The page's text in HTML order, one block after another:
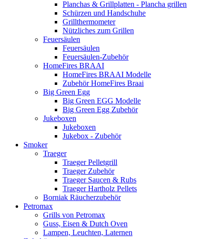
Planchas & Grillplatten - Plancha grillen
Schürzen und Handschuhe
Grillthermometer
Nützliches zum Grillen
Feuersäulen
Feuersäulen
Feuersäulen-Zubehör
HomeFires BRAAI
HomeFires BRAAI Modelle
Zubehör HomeFires Braai
Big Green Egg
Big Green EGG Modelle
Big Green Egg Zubehör
Jukeboxen
Jukeboxen
Jukebox - Zubehör
Smoker
Traeger
Traeger Pelletgrill
Traeger Zubehör
Traeger Saucen & Rubs
Traeger Hartholz Pellets
Borniak Räucherzubehör
Petromax
Grills von Petromax
Guss, Eisen & Dutch Oven
Lampen, Leuchten, Laternen